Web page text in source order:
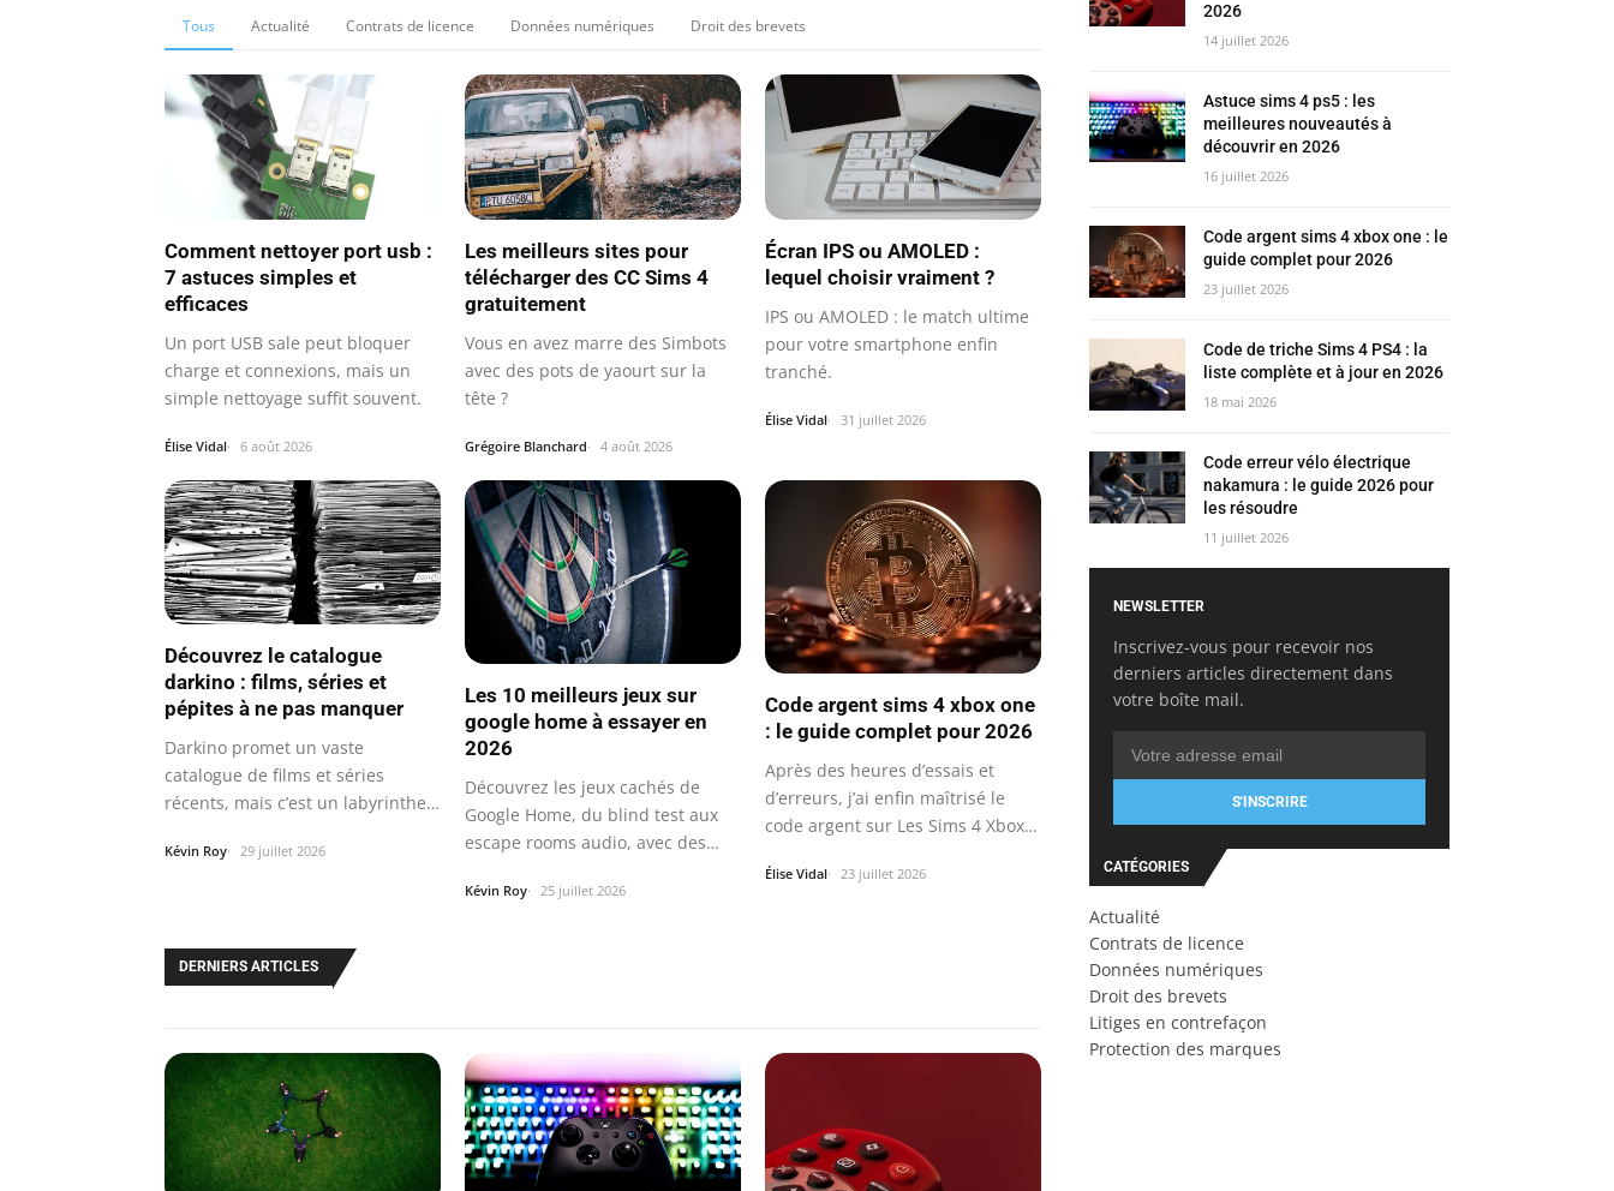
Tous Actualité Contrats de licence Données numériques Droit des brevets
Comment nettoyer port usb :
7 astuces simples et
efficaces
Un port USB sale peut bloquer
charge et connexions, mais un
simple nettoyage suffit souvent.
Élise Vidal 6 août 2026
Les meilleurs sites pour
télécharger des CC Sims 4
gratuitement
Vous en avez marre des Simbots
avec des pots de yaourt sur la
tête ?
Grégoire Blanchard 4 août 2026
Écran IPS ou AMOLED :
lequel choisir vraiment ?
IPS ou AMOLED : le match ultime
pour votre smartphone enfin
tranché.
Élise Vidal 31 juillet 2026
Découvrez le catalogue
darkino : films, séries et
pépites à ne pas manquer
Darkino promet un vaste
catalogue de films et séries
récents, mais c’est un labyrinthe
Kévin Roy 29 juillet 2026
Les 10 meilleurs jeux sur
google home à essayer en
2026
Découvrez les jeux cachés de
Google Home, du blind test aux
escape rooms audio, avec des
Kévin Roy 25 juillet 2026
Code argent sims 4 xbox one
: le guide complet pour 2026
Après des heures d’essais et
d’erreurs, j’ai enfin maîtrisé le
code argent sur Les Sims 4 Xbox
Élise Vidal 23 juillet 2026
DERNIERS ARTICLES
2026
14 juillet 2026
Astuce sims 4 ps5 : les
meilleures nouveautés à
découvrir en 2026
16 juillet 2026
Code argent sims 4 xbox one : le
guide complet pour 2026
23 juillet 2026
Code de triche Sims 4 PS4 : la
liste complète et à jour en 2026
18 mai 2026
Code erreur vélo électrique
nakamura : le guide 2026 pour
les résoudre
11 juillet 2026
NEWSLETTER
Inscrivez-vous pour recevoir nos
derniers articles directement dans
votre boîte mail.
S'INSCRIRE
CATÉGORIES
Actualité
Contrats de licence
Données numériques
Droit des brevets
Litiges en contrefaçon
Protection des marques